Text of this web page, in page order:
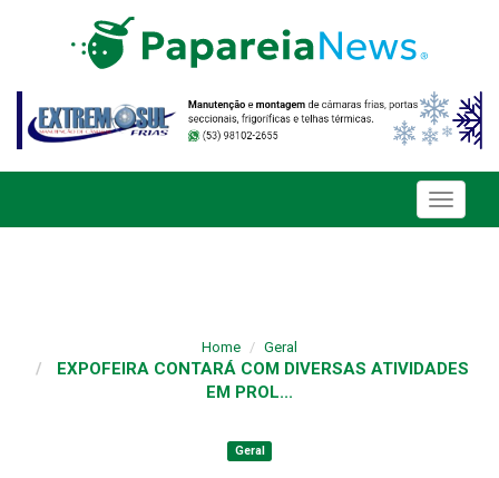
Toggle
Home Geral
EXPOFEIRA CONTARÁ COM DIVERSAS ATIVIDADES
EM PROL...
Geral